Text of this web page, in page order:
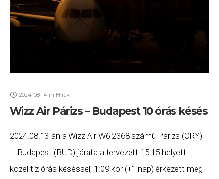
2024-08-14 in Hírek
Wizz Air Párizs – Budapest 10 órás késés
2024.08.13-án a Wizz Air W6 2368 számú Párizs (ORY)
– Budapest (BUD) járata a tervezett 15:15 helyett
közel tíz órás késéssel, 1:09-kor (+1 nap) érkezett meg